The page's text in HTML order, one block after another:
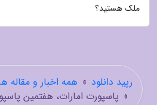
ملک هستید؟
رپید دانلود » همه اخبار و مقاله
» پاسپورت امارات، هفتمین